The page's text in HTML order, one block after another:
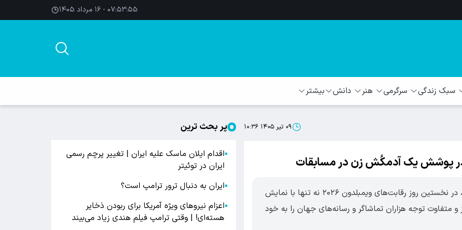
۰۷:۵۳:۵۶ - ۱۶ مرداد ۱۴۰۵
سبک زندگی سرگرمی هنر دانش بیشتر
۰۹ تیر ۱۴۰۵ ۱۰:۳۶
در پوشش یک آدمکُش زن در مسابقات
نائومی اوساکا، ستاره ژاپنی تنیس جهان، در نخستین روز رقابت‌های ویمبلدون ۲۰۲۶ نه تنها با نمایش
متفاوت توجه هزاران تماشاگر و رسانه‌های جهان را به خود
پر بحث ترین
●اقدام ایلان ماسک علیه ایران | تغییر پرچم رسمی
ایران در توئیتر
●ایران به دنبال ترور ترامپ است؟
●اعزام نیروهای ویژه آمریکا برای ربودن ذخایر
هسته‌ای! | وقتی ترامپ فیلم هندی زیاد می‌بیند